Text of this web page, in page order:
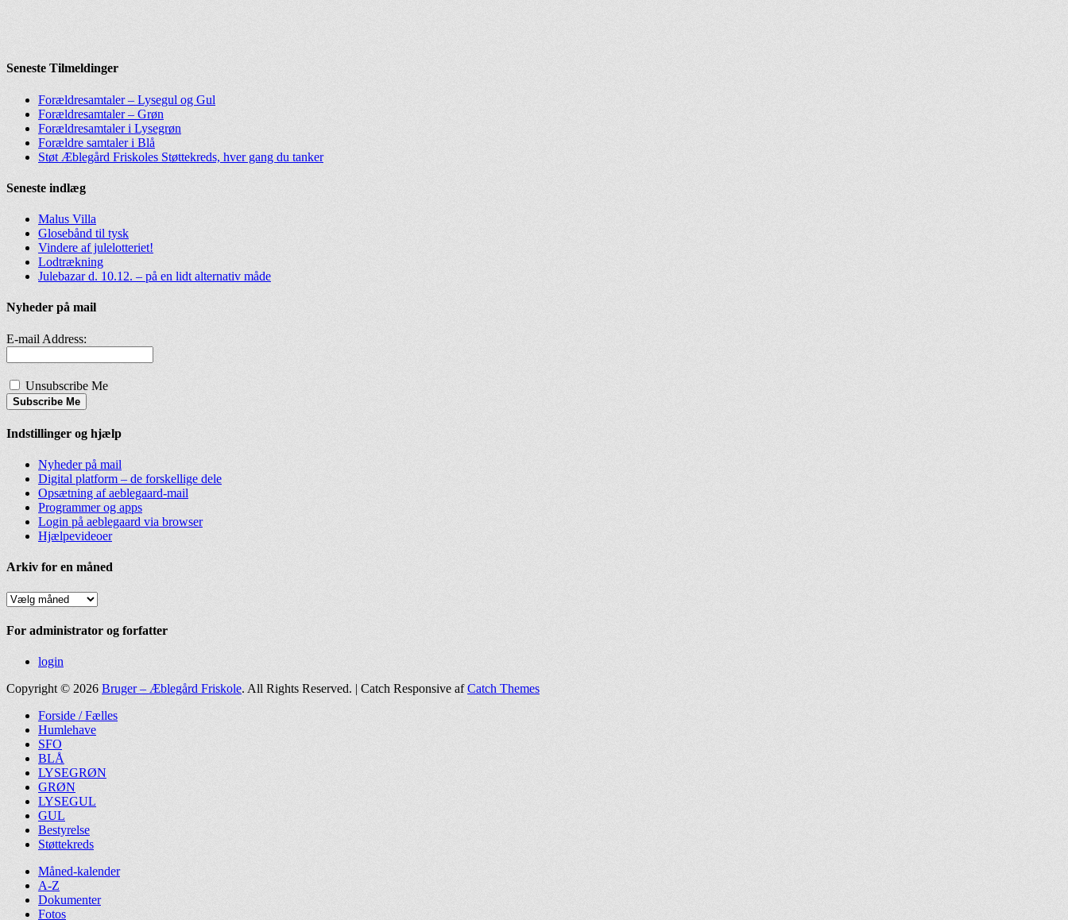
Seneste Tilmeldinger
Forældresamtaler – Lysegul og Gul
Forældresamtaler – Grøn
Forældresamtaler i Lysegrøn
Forældre samtaler i Blå
Støt Æblegård Friskoles Støttekreds, hver gang du tanker
Seneste indlæg
Malus Villa
Glosebånd til tysk
Vindere af julelotteriet!
Lodtrækning
Julebazar d. 10.12. – på en lidt alternativ måde
Nyheder på mail
E-mail Address:
Unsubscribe Me
Subscribe Me
Indstillinger og hjælp
Nyheder på mail
Digital platform – de forskellige dele
Opsætning af aeblegaard-mail
Programmer og apps
Login på aeblegaard via browser
Hjælpevideoer
Arkiv for en måned
Arkiv
en
For administrator og forfatter
login
Copyright © 2026 Bruger – Æblegård Friskole. All Rights Reserved. | Catch Responsive afCatch Themes
Forside / Fælles
Humlehave
SFO
BLÅ
LYSEGRØN
GRØN
LYSEGUL
GUL
Bestyrelse
Støttekreds
Måned-kalender
A-Z
Dokumenter
Fotos